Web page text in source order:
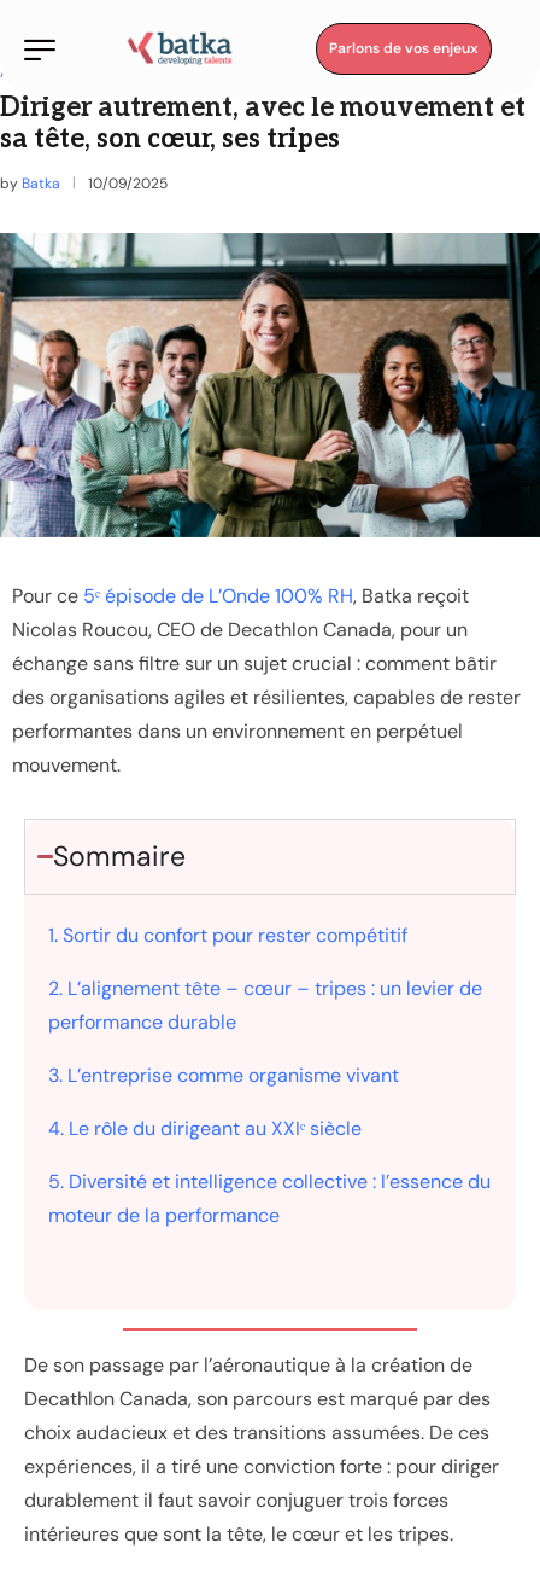
Parlons de vos enjeux
A l'oreille des RH
Diriger autrement, avec le mouvement et
sa tête, son cœur, ses tripes
by Batka 10/09/2025
Pour ce 5ᵉ épisode de L’Onde 100% RH, Batka reçoit
Nicolas Roucou, CEO de Decathlon Canada, pour un
échange sans filtre sur un sujet crucial : comment bâtir
des organisations agiles et résilientes, capables de rester
performantes dans un environnement en perpétuel
mouvement.
Sommaire
1.Sortir du confort pour rester compétitif
2. L’alignement tête – cœur – tripes : un levier de
performance durable
3. L’entreprise comme organisme vivant
4. Le rôle du dirigeant au XXIᵉ siècle
5. Diversité et intelligence collective : l’essence du
moteur de la performance
De son passage par l’aéronautique à la création de
Decathlon Canada, son parcours est marqué par des
choix audacieux et des transitions assumées. De ces
expériences, il a tiré une conviction forte : pour diriger
durablement il faut savoir conjuguer trois forces
intérieures que sont la tête, le cœur et les tripes.